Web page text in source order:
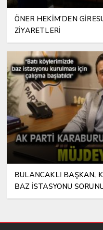
ÖNER HEKİM’DEN
ZİYARETLERİ
BULANCAKLI BAŞKAN,
BAZ İSTASYONU